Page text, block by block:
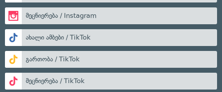
მეცნიერება / Instagram
ახალი ამბები / TikTok
გართობა / TikTok
მეცნიერება / TikTok